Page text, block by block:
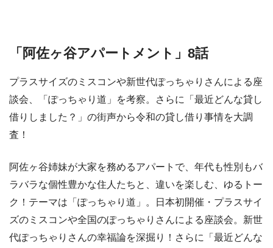
「阿佐ヶ谷アパートメント」8話
プラスサイズのミスコンや新世代ぽっちゃりさんによる座
談会、「ぽっちゃり道」を考察。さらに「最近どんな貸し
借りしました？」の街声から令和の貸し借り事情を大調
査！
阿佐ヶ谷姉妹が大家を務めるアパートで、年代も性別もバ
ラバラな個性豊かな住人たちと、違いを楽しむ、ゆるトー
ク！テーマは「ぽっちゃり道」。日本初開催・プラスサイ
ズのミスコンや全国のぽっちゃりさんによる座談会。新世
代ぽっちゃりさんの幸福論を深掘り！さらに「最近どんな